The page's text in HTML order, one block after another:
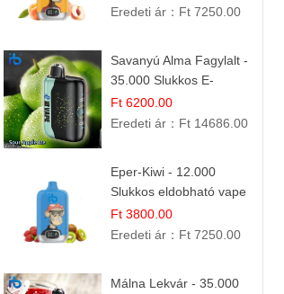
Friss Gyümölcs Íz
Eredeti ár： Ft 7250.00
Savanyú Alma Fagylalt -
35.000 Slukkos E-
cigaretta | IBVape Bar
Ft 6200.00
Eredeti ár： Ft 14686.00
Eper-Kiwi - 12.000
Slukkos eldobható vape
| Friss Gyümölcs
Kombináció
Ft 3800.00
Eredeti ár： Ft 7250.00
Málna Lekvár - 35.000